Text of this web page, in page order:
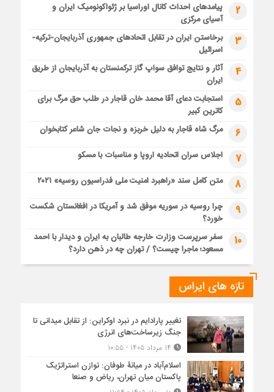
2
پیامدهای احداث کانال اوراسیا بر ژئواکونومیک ایران و
آسیای مرکزی
3
برخاستن ایران در تقابل اتحادهای جمهوری آذربایجان-ترکیه-
اسرائیل
4
آثار و نتایج توافق سواپ گاز ترکمنستان به آذربایجان از طریق
ایران
5
استجابت دعای آقا محمد خان قاجار در طلب حق مرگ برای
کاترین کبیر
6 مرگ شاه قاجار به دلیل خربزه و نجات جان شاعر کتابخوان
7 اجلاس سران اتحادیه اروپا و مناسبات با مسکو
8 متن کامل سند «راهبرد امنیت ملی فدراسیون روسیه» ۲۰۲۱
9
چرا روسیه در سوریه موفق شد و آمریکا در افغانستان شکست
خورد؟
10
سفر سرپرست وزارت خارجه طالبان به ایران و دیدار با احمد
مسعود؛ ماجرا چیست؟ / تهران چه در ذهن دارد؟
تازه های ایراس
تغییر پارادایم در نبرد اوکراین: از تقابل میدانی تا
جنگ زیرساخت‌های انرژی
اسلام‌آباد در میانۀ طوفان: توازن استراتژیک
پاکستان میان تهران، ریاض و صنعا